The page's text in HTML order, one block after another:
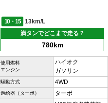
10・15
13km/L
満タンでどこまで走る？
780km
使用燃料
エンジン
ハイオク
ガソリン
駆動方式 4WD
過給器（ターボ） ターボ